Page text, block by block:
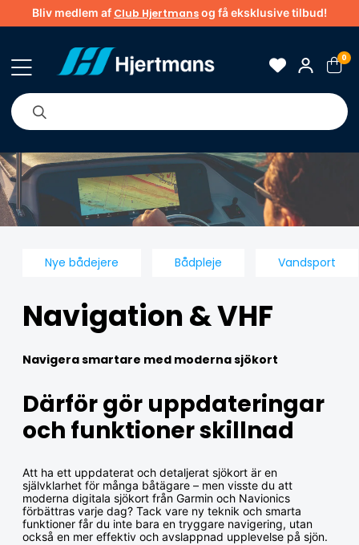
Bliv medlem af Club Hjertmansog få eksklusive tilbud!
0
Om os Brands Tips & guider
Nye bådejere Bådpleje Vandsport
Navigation & VHF
Navigera smartare med moderna sjökort
Därför gör uppdateringar
och funktioner skillnad
Att ha ett uppdaterat och detaljerat sjökort är en
självklarhet för många båtägare – men visste du att
moderna digitala sjökort från Garmin och Navionics
förbättras varje dag? Tack vare ny teknik och smarta
funktioner får du inte bara en tryggare navigering, utan
också en mer effektiv och avslappnad upplevelse på sjön.